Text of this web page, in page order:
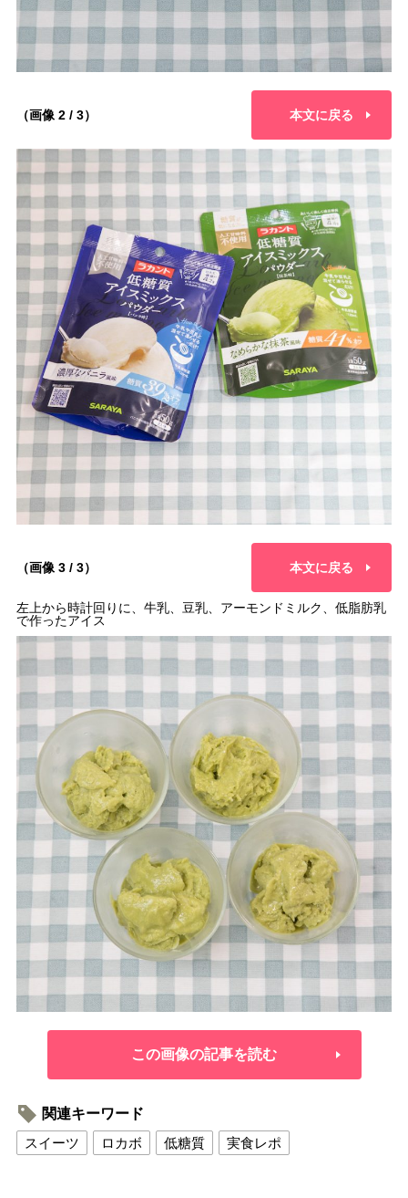
（画像 2 / 3） 本文に戻る
（画像 3 / 3） 本文に戻る
左上から時計回りに、牛乳、豆乳、アーモンドミルク、低脂肪乳
で作ったアイス
この画像の記事を読む
関連キーワード
スイーツ
ロカボ 低糖質 実食レポ